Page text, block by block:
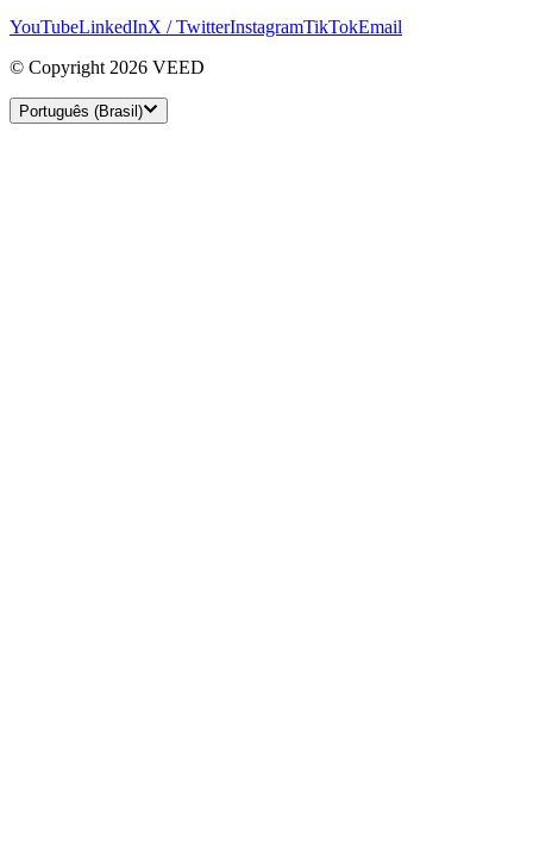
YouTubeLinkedInX / TwitterInstagramTikTokEmail
© Copyright 2026 VEED
Português (Brasil)